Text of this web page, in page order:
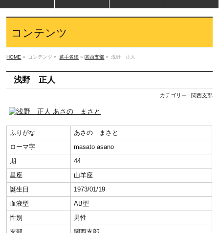
コンテンツ
HOME » コンテンツ » 選手名鑑 » 関西支部 » 浅野 正人
浅野 正人
カテゴリー : 関西支部
ふりがな
あさの まさと
ローマ字
masato asano
期
44
星座
山羊座
誕生日
1973/01/19
血液型
AB型
性別
男性